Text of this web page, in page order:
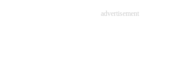
advertisement